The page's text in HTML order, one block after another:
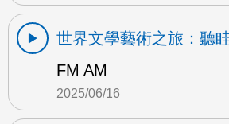
世界文學藝術之旅：聽
FM AM
2025/06/16